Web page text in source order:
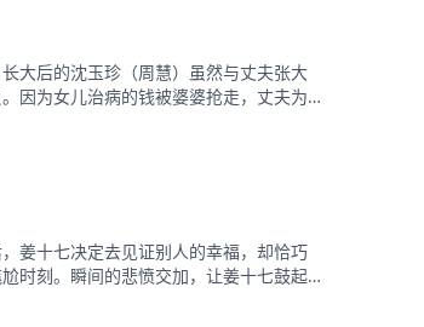
大后的沈玉珍（周慧）虽然与丈夫张大
因为女儿治病的钱被婆婆抢走，丈夫为
胎也因为婆婆的磋磨胎死腹中。葬礼上，
女儿，却不想自己的婆婆和小叔子一家
姜十七决定去见证别人的幸福，却恰巧
时刻。瞬间的悲愤交加，让姜十七鼓起
。但姜十七不知道的是，这场婚礼本就